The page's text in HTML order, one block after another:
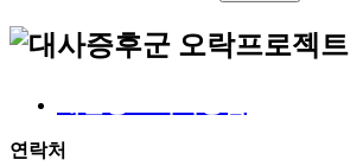
LDL 콜레스테롤은 주로 육류나 버터
연락처